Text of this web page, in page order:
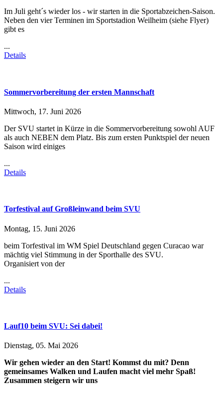
Im Juli geht´s wieder los - wir starten in die Sportabzeichen-Saison.
Neben den vier Terminen im Sportstadion Weilheim (siehe Flyer)
gibt es
...
Details
Sommervorbereitung der ersten Mannschaft
Mittwoch, 17. Juni 2026
Der SVU startet in Kürze in die Sommervorbereitung sowohl AUF
als auch NEBEN dem Platz. Bis zum ersten Punktspiel der neuen
Saison wird einiges
...
Details
Torfestival auf Großleinwand beim SVU
Montag, 15. Juni 2026
beim Torfestival im WM Spiel Deutschland gegen Curacao war
mächtig viel Stimmung in der Sporthalle des SVU.
Organisiert von der
...
Details
Lauf10 beim SVU: Sei dabei!
Dienstag, 05. Mai 2026
Wir gehen wieder an den Start! Kommst du mit? Denn
gemeinsames Walken und Laufen macht viel mehr Spaß!
Zusammen steigern wir uns